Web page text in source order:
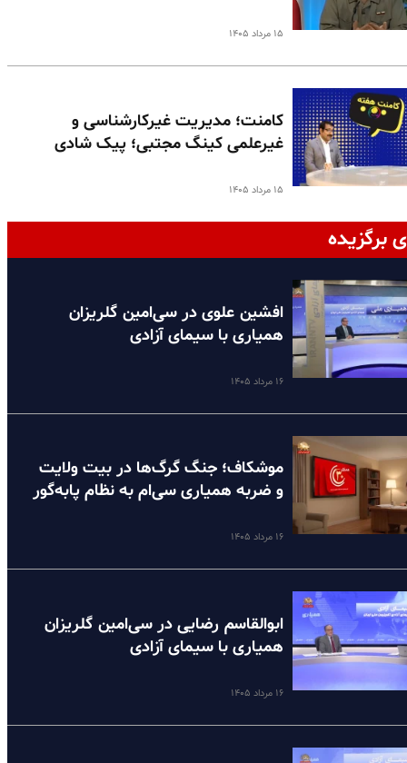
۱۵ مرداد ۱۴۰۵
کامنت؛ مدیریت غیرکارشناسی و
غیرعلمی کینگ مجتبی؛ پیک شادی
۱۵ مرداد ۱۴۰۵
برگزیده
افشین علوی در سی‌امین گلریزان
همیاری با سیمای آزادی
۱۶ مرداد ۱۴۰۵
موشکاف؛ جنگ گرگ‌ها در بیت ولایت
و ضربه همیاری سی‌ام به نظام پا‌به‌گور
۱۶ مرداد ۱۴۰۵
ابوالقاسم رضایی در سی‌امین گلریزان
همیاری با سیمای آزادی
۱۶ مرداد ۱۴۰۵